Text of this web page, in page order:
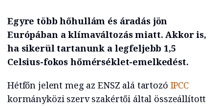
Egyre több hőhullám és áradás jön
Európában a klímaváltozás miatt. Akkor is,
ha sikerül tartanunk a legfeljebb 1,5
Celsius-fokos hőmérséklet-emelkedést.
Hétfőn jelent meg az ENSZ alá tartozó IPCC
kormányközi szerv szakértői által összeállított